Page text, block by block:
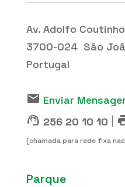
Av. Adolfo
3700-024 São
Portugal
email Enviar
support_agent 256 20 10 10
(chamada para rede fixa
Parque